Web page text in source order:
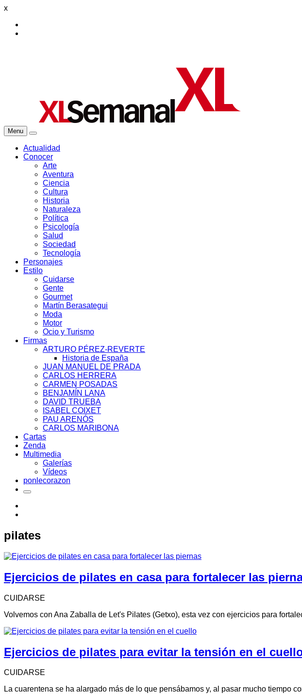
x
Menu
Actualidad
Conocer
Arte
Aventura
Ciencia
Cultura
Historia
Naturaleza
Política
Psicología
Salud
Sociedad
Tecnología
Personajes
Estilo
Cuidarse
Gente
Gourmet
Martín Berasategui
Moda
Motor
Ocio y Turismo
Firmas
ARTURO PÉREZ-REVERTE
Historia de España
JUAN MANUEL DE PRADA
CARLOS HERRERA
CARMEN POSADAS
BENJAMÍN LANA
DAVID TRUEBA
ISABEL COIXET
PAU ARENÓS
CARLOS MARIBONA
Cartas
Zenda
Multimedia
Galerías
Vídeos
ponlecorazon
pilates
Ejercicios de pilates en casa para fortalecer las
CUIDARSE
Volvemos con Ana Zaballa de Let's Pilates (Getxo), esta vez con ejercicios para
Ejercicios de pilates para evitar la tensión en el
CUIDARSE
La cuarentena se ha alargado más de lo que pensábamos y, al pasar mucho tiempo